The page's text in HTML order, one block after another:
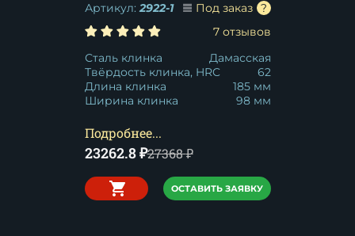
Артикул:2922-1
Под заказ
7 отзывов
Сталь клинка
Дамасская
Твёрдость клинка, HRC
62
Длина клинка
185 мм
Ширина клинка
98 мм
Подробнее...
23262.8₽27368₽
ОСТАВИТЬ ЗАЯВКУ